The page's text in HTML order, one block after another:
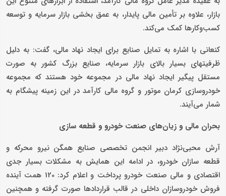
بازار، علاوه بر تأمین مالی پایدار، به عمق بخشی بازار سرمایه و توسعه
کسب‌وکارها کمک می‌کند.
کنعانی با اشاره به تمایل صنایع برای ایجاد نهاد مالی، گفت: به دلیل
ظرفیت‎های بسیار بالای بازار سرمایه، صنایع بزرگ کشور به صورت
مستقل پیگیر ایجاد نهاد مالی در مجموعه خود هستند که مجموعه
خودروسازی کرمان موتور و گروه مالی کارآمد در این زمینه پیشگام به
شمار می‌آیند.
بحران مالی و زیان‌های صنعت خودرو و قطعه سازی
آرش محبی‌نژاد دبیر انجمن تخصصی صنایع همگن نیرو محرکه و
قطعه سازان خودرو، در ادامه این همایش به مشکلات بسیار جدی
اقتصادی و مالی صنعت خودرو پرداخت و اعلام کرد: 120 همت آینده
فروش خودروسازان داخلی در قالب قراردادها صورت گرفته و همچنین